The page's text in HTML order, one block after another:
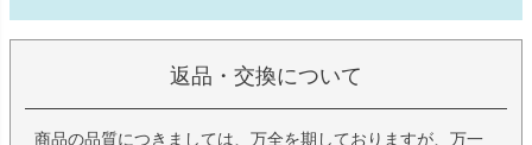
返品・交換について
商品の品質につきましては、万全を期しておりますが、万一